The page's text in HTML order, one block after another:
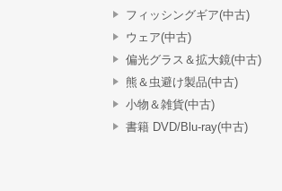
フィッシングギア(中古)
ウェア(中古)
偏光グラス＆拡大鏡(中古)
熊＆虫避け製品(中古)
小物＆雑貨(中古)
書籍 DVD/Blu-ray(中古)